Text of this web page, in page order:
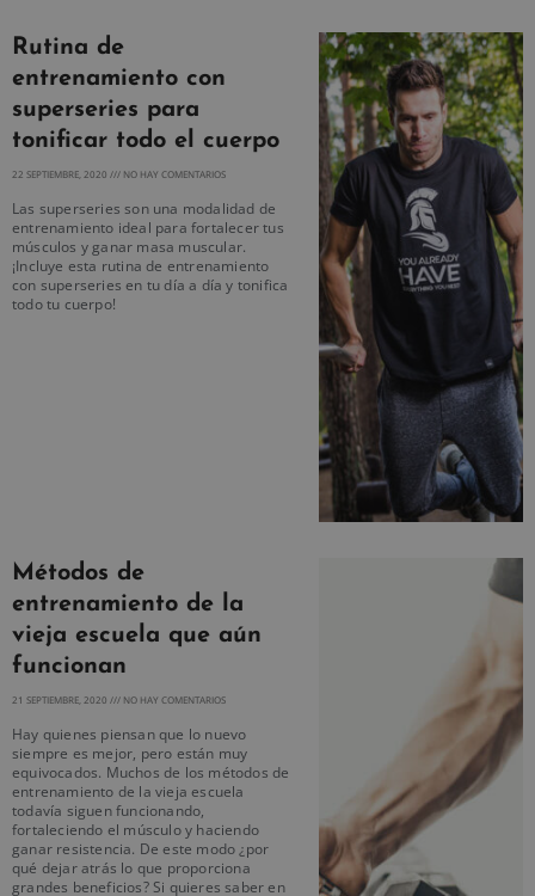
Rutina de
entrenamiento con
superseries para
tonificar todo el cuerpo
22 SEPTIEMBRE, 2020 NO HAY COMENTARIOS
Las superseries son una modalidad de
entrenamiento ideal para fortalecer tus
músculos y ganar masa muscular.
¡Incluye esta rutina de entrenamiento
con superseries en tu día a día y tonifica
todo tu cuerpo!
Métodos de
entrenamiento de la
vieja escuela que aún
funcionan
21 SEPTIEMBRE, 2020 NO HAY COMENTARIOS
Hay quienes piensan que lo nuevo
siempre es mejor, pero están muy
equivocados. Muchos de los métodos de
entrenamiento de la vieja escuela
todavía siguen funcionando,
fortaleciendo el músculo y haciendo
ganar resistencia. De este modo ¿por
qué dejar atrás lo que proporciona
grandes beneficios? Si quieres saber en